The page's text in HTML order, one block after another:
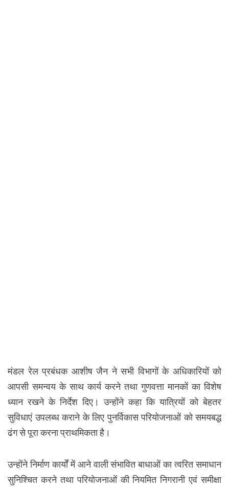
मंडल रेल प्रबंधक आशीष जैन ने सभी विभागों के अधिकारियों को
आपसी समन्वय के साथ कार्य करने तथा गुणवत्ता मानकों का विशेष
ध्यान रखने के निर्देश दिए। उन्होंने कहा कि यात्रियों को बेहतर
सुविधाएं उपलब्ध कराने के लिए पुनर्विकास परियोजनाओं को समयबद्ध
ढंग से पूरा करना प्राथमिकता है।
उन्होंने निर्माण कार्यों में आने वाली संभावित बाधाओं का त्वरित समाधान
सुनिश्चित करने तथा परियोजनाओं की नियमित निगरानी एवं समीक्षा